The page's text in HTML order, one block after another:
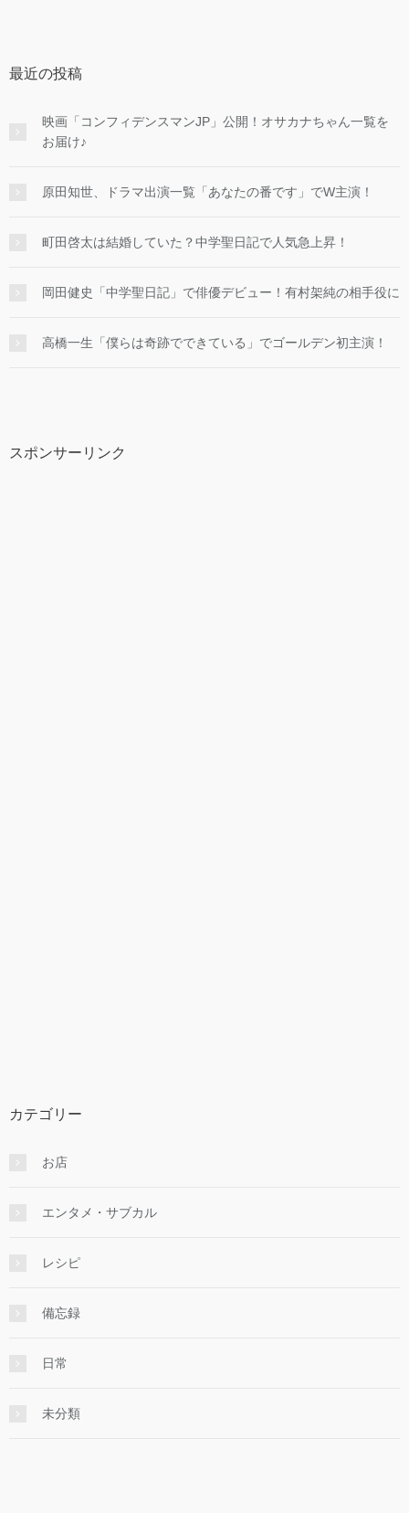
最近の投稿
映画「コンフィデンスマンJP」公開！オサカナちゃん一覧を
お届け♪
原田知世、ドラマ出演一覧「あなたの番です」でW主演！
町田啓太は結婚していた？中学聖日記で人気急上昇！
岡田健史「中学聖日記」で俳優デビュー！有村架純の相手役に
高橋一生「僕らは奇跡でできている」でゴールデン初主演！
スポンサーリンク
カテゴリー
お店
エンタメ・サブカル
レシピ
備忘録
日常
未分類